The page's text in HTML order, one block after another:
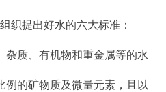
织提出好水的六大标准：
质、有机物和重金属等的水
的矿物质及微量元素，且以